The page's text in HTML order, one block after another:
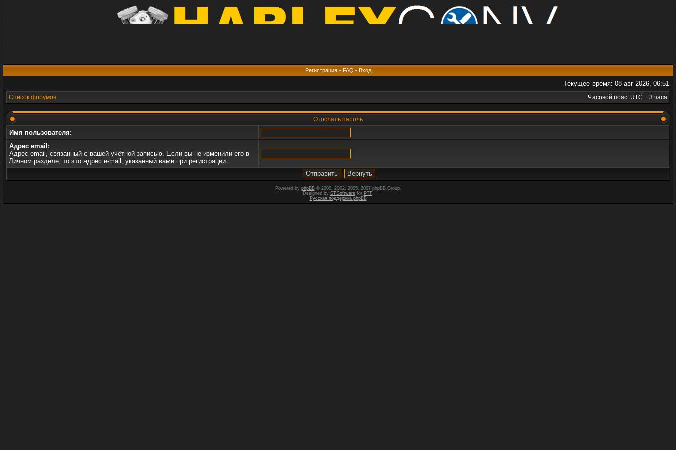
Регистрация• FAQ • Вход
Текущее время: 08 авг 2026, 06:51
Список форумов Часовой пояс: UTC + 3 часа
Отослать пароль
Имя пользователя:
Адрес email:
Адрес email, связанный с вашей учётной записью. Если вы не изменили его в
Личном разделе, то это адрес e-mail, указанный вами при регистрации.
Powered by phpBB© 2000, 2002, 2005, 2007 phpBB Group.
Designed by STSoftwarefor PTF.
Русская поддержка phpBB